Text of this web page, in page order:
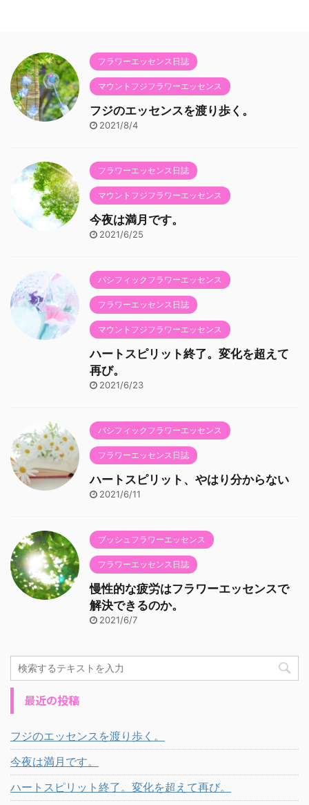
フラワーエッセンス日誌
マウントフジフラワーエッセンス
フジのエッセンスを渡り歩く。
2021/8/4
フラワーエッセンス日誌
マウントフジフラワーエッセンス
今夜は満月です。
2021/6/25
パシフィックフラワーエッセンス
フラワーエッセンス日誌
マウントフジフラワーエッセンス
ハートスピリット終了。変化を超えて
再び。
2021/6/23
パシフィックフラワーエッセンス
フラワーエッセンス日誌
ハートスピリット、やはり分からない
2021/6/11
ブッシュフラワーエッセンス
フラワーエッセンス日誌
慢性的な疲労はフラワーエッセンスで
解決できるのか。
2021/6/7
最近の投稿
フジのエッセンスを渡り歩く。
今夜は満月です。
ハートスピリット終了。変化を超えて再び。